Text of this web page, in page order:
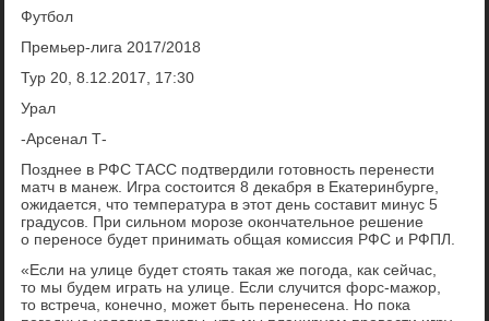
Футбол
Премьер-лига 2017/2018
Тур 20, 8.12.2017, 17:30
Урал
-Арсенал Т-
Позднее в РФС ТАСС подтвердили готовность перенести
матч в манеж. Игра состоится 8 декабря в Екатеринбурге,
ожидается, что температура в этот день составит минус 5
градусов. При сильном морозе окончательное решение
о переносе будет принимать общая комиссия РФС и РФПЛ.
«Если на улице будет стоять такая же погода, как сейчас,
то мы будем играть на улице. Если случится форс-мажор,
то встреча, конечно, может быть перенесена. Но пока